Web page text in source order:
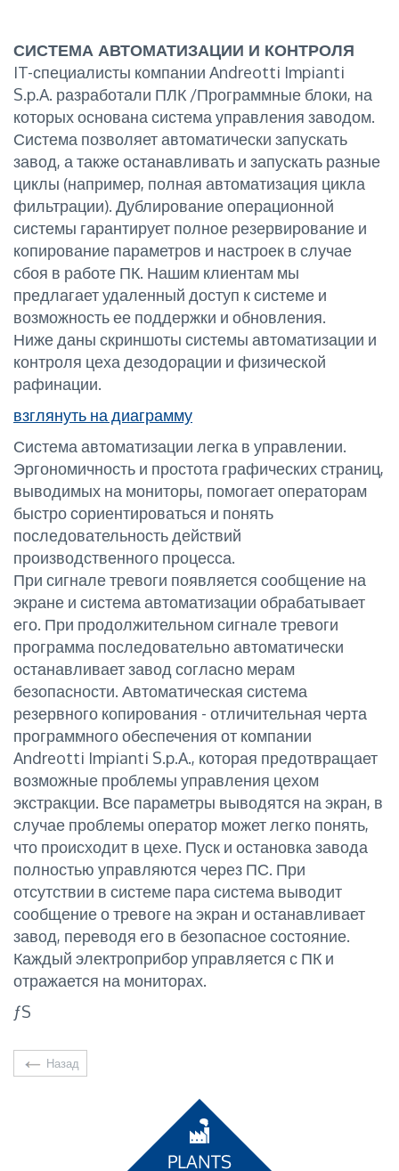
СИСТЕМА АВТОМАТИЗАЦИИ И КОНТРОЛЯ
IT-специалисты компании Andreotti Impianti
S.p.A. разработали ПЛК /Программные блоки, на
которых основана система управления заводом.
Система позволяет автоматически запускать
завод, а также останавливать и запускать разные
циклы (например, полная автоматизация цикла
фильтрации). Дублирование операционной
системы гарантирует полное резервирование и
копирование параметров и настроек в случае
сбоя в работе ПК. Нашим клиентам мы
предлагает удаленный доступ к системе и
возможность ее поддержки и обновления.
Ниже даны скриншоты системы автоматизации и
контроля цеха дезодорации и физической
рафинации.
взглянуть на диаграмму
Система автоматизации легка в управлении.
Эргономичность и простота графических страниц,
выводимых на мониторы, помогает операторам
быстро сориентироваться и понять
последовательность действий
производственного процесса.
При сигнале тревоги появляется сообщение на
экране и система автоматизации обрабатывает
его. При продолжительном сигнале тревоги
программа последовательно автоматически
останавливает завод согласно мерам
безопасности. Автоматическая система
резервного копирования - отличительная черта
программного обеспечения от компании
Andreotti Impianti S.p.A., которая предотвращает
возможные проблемы управления цехом
экстракции. Все параметры выводятся на экран, в
случае проблемы оператор может легко понять,
что происходит в цехе. Пуск и остановка завода
полностью управляются через ПС. При
отсутствии в системе пара система выводит
сообщение о тревоге на экран и останавливает
завод, переводя его в безопасное состояние.
Каждый электроприбор управляется с ПК и
отражается на мониторах.
ƒS
Назад